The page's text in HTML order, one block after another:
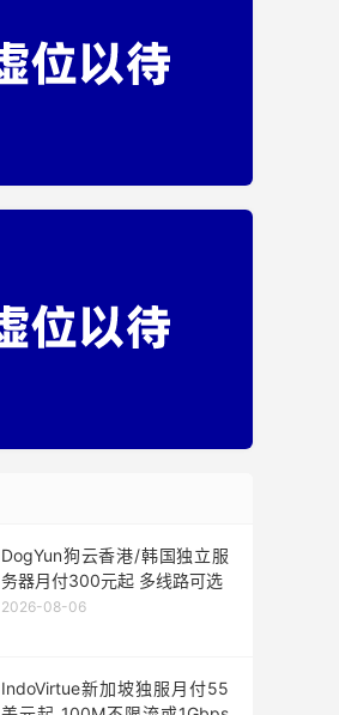
DogYun狗云香港/韩国独立服
务器月付300元起 多线路可选
2026-08-06
IndoVirtue新加坡独服月付55